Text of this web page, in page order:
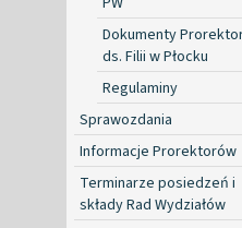
Dokumenty
ds. Filii w Płocku
Regulaminy
Sprawozdania
Informacje Prorektorów
Terminarze posiedzeń i
składy Rad Wydziałów